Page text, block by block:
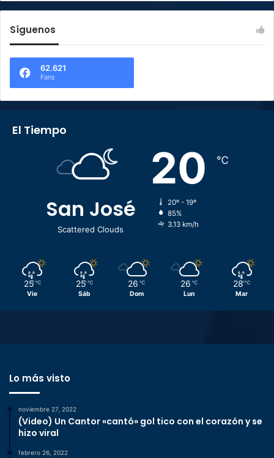
Síguenos
62.621
Fans
El Tiempo
San José
Scattered Clouds
20 ℃
20º - 19º
85%
3.13 km/h
25 ℃
Vie
25 ℃
Sáb
26 ℃
Dom
26 ℃
Lun
28 ℃
Mar
Lo más visto
noviembre 27, 2022
(Video) Un Cantor «cantó» gol tico con el corazón y se
hizo viral
febrero 26, 2022